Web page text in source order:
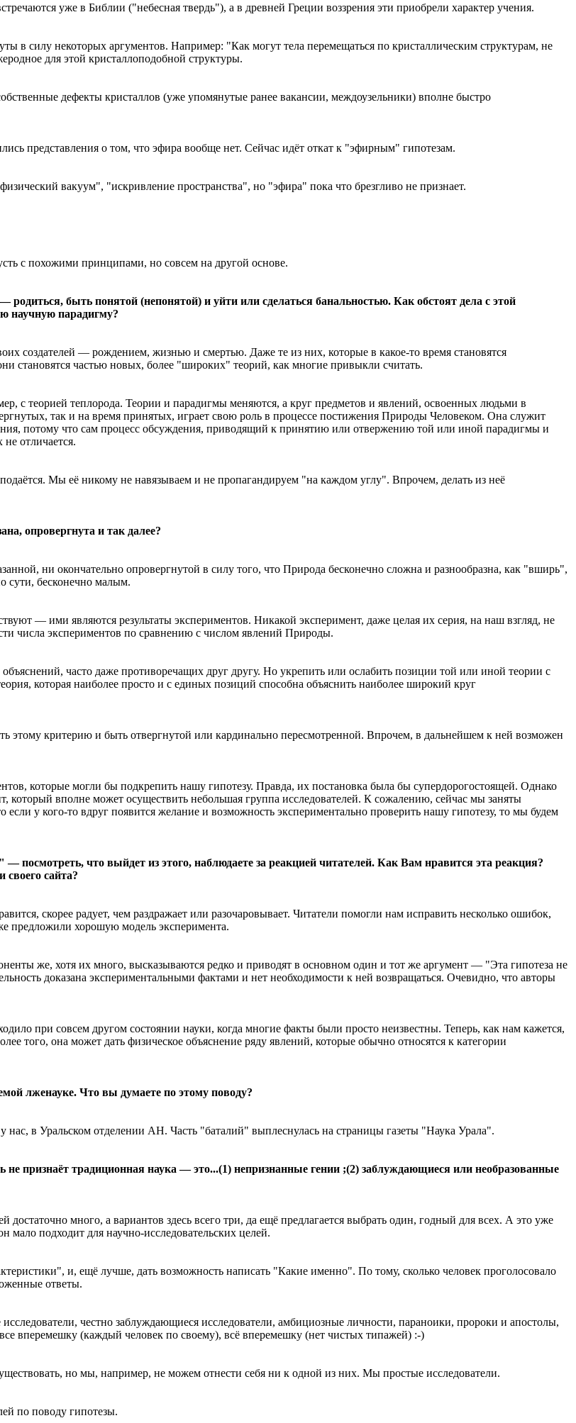
уже в Библии ("небесная твердь"), а в древней Греции воззрения эти приобрели характер учения.
в силу некоторых аргументов. Например: "Как могут тела перемещаться по кристаллическим структурам, не
для этой кристаллоподобной структуры.
дефекты кристаллов (уже упомянутые ранее вакансии, междоузельники) вполне быстро
представления о том, что эфира вообще нет. Сейчас идёт откат к "эфирным" гипотезам.
вакуум", "искривление пространства", но "эфира" пока что брезгливо не признает.
с похожими принципами, но совсем на другой основе.
быть понятой (непонятой) и уйти или сделаться банальностью. Как обстоят дела с этой
научную парадигму?
создателей — рождением, жизнью и смертью. Даже те из них, которые в какое-то время становятся
становятся частью новых, более "широких" теорий, как многие привыкли считать.
с теорией теплорода. Теории и парадигмы меняются, а круг предметов и явлений, освоенных людьми в
так и на время принятых, играет свою роль в процессе постижения Природы Человеком. Она служит
потому что сам процесс обсуждения, приводящий к принятию или отвержению той или иной парадигмы и
отличается.
Мы её никому не навязываем и не пропагандируем "на каждом углу". Впрочем, делать из неё
опровергнута и так далее?
ни окончательно опровергнутой в силу того, что Природа бесконечно сложна и разнообразна, как "вширь",
сути, бесконечно малым.
— ими являются результаты экспериментов. Никакой эксперимент, даже целая их серия, на наш взгляд, не
числа экспериментов по сравнению с числом явлений Природы.
часто даже противоречащих друг другу. Но укрепить или ослабить позиции той или иной теории с
которая наиболее просто и с единых позиций способна объяснить наиболее широкий круг
этому критерию и быть отвергнутой или кардинально пересмотренной. Впрочем, в дальнейшем к ней возможен
которые могли бы подкрепить нашу гипотезу. Правда, их постановка была бы супердорогостоящей. Однако
вполне может осуществить небольшая группа исследователей. К сожалению, сейчас мы заняты
у кого-то вдруг появится желание и возможность экспериментально проверить нашу гипотезу, то мы будем
что выйдет из этого, наблюдаете за реакцией читателей. Как Вам нравится эта реакция?
сайта?
скорее радует, чем раздражает или разочаровывает. Читатели помогли нам исправить несколько ошибок,
предложили хорошую модель эксперимента.
же, хотя их много, высказываются редко и приводят в основном один и тот же аргумент — "Эта гипотеза не
доказана экспериментальными фактами и нет необходимости к ней возвращаться. Очевидно, что авторы
при совсем другом состоянии науки, когда многие факты были просто неизвестны. Теперь, как нам кажется,
того, она может дать физическое объяснение ряду явлений, которые обычно относятся к категории
лженауке. Что вы думаете по этому поводу?
в Уральском отделении АН. Часть "баталий" выплеснулась на страницы газеты "Наука Урала".
признаёт традиционная наука — это...(1) непризнанные гении ;(2) заблуждающиеся или необразованные
много, а вариантов здесь всего три, да ещё предлагается выбрать один, годный для всех. А это уже
подходит для научно-исследовательских целей.
и, ещё лучше, дать возможность написать "Какие именно". По тому, сколько человек проголосовало
ответы.
честно заблуждающиеся исследователи, амбициозные личности, параноики, пророки и апостолы,
вперемешку (каждый человек по своему), всё вперемешку (нет чистых типажей) :-)
но мы, например, не можем отнести себя ни к одной из них. Мы простые исследователи.
по поводу гипотезы.